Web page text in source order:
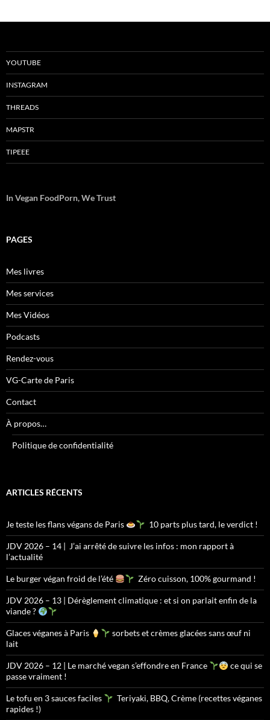
YOUTUBE
INSTAGRAM
THREADS
MAPSTR
TIPEEE
In Vegan FoodPorn, We Trust
PAGES
Mes livres
Mes services
Mes Vidéos
Podcasts
Rendez-vous
VG-Carte de Paris
Contact
À propos…
Politique de confidentialité
ARTICLES RÉCENTS
Je teste les flans végans de Paris 10 parts plus tard, le verdict !
JDV 2026 – 14 | J’ai arrêté de suivre les infos : mon rapport à
l’actualité
Le burger végan froid de l’été Zéro cuisson, 100% gourmand !
JDV 2026 – 13 | Dérèglement climatique : et si on parlait enfin de la
viande ?
Glaces véganes à Paris
sorbets et crèmes glacées sans œuf ni
lait
JDV 2026 – 12 | Le marché vegan s’effondre en France
ce qui se
passe vraiment !
Le tofu en 3 sauces faciles
Teriyaki, BBQ, Crème (recettes véganes
rapides !)